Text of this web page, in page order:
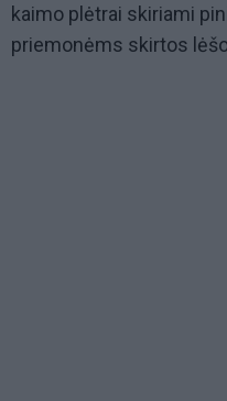
kaimo plėtrai skiriami
priemonėms skirtos